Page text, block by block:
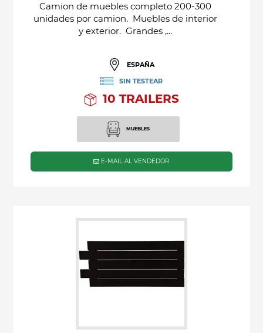
Camion de muebles completo 200-300
unidades por camion. Muebles de interior
y exterior. Grandes ,...
ESPAÑA
SIN TESTEAR
10 TRAILERS
MUEBLES
E-MAIL AL VENDEDOR